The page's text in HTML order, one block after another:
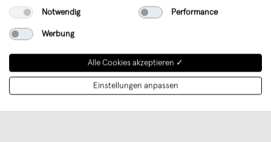
Geburtstagskarten, Weihnachtskarten –
Typografisch, mit knalligen Farben und
besonder...
Weiterlesen
Notwendig Performance
Werbung
Alle Cookies akzeptieren ✓
Einstellungen anpassen